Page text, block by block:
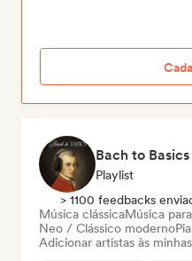
Bach to Basics
Playlist
> 1100 feedbacks
Música clássicaMúsica
Neo / Clássico moderno
Adicionar artistas às